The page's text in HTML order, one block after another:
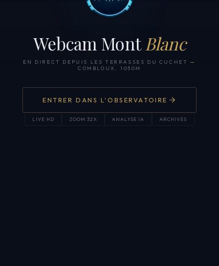
Webcam Mont Blanc
EN DIRECT DEPUIS LES TERRASSES DU CUCHET —
COMBLOUX, 1050M
ENTRER DANS L'OBSERVATOIRE
LIVE HD ZOOM 32X ANALYSE IA ARCHIVES